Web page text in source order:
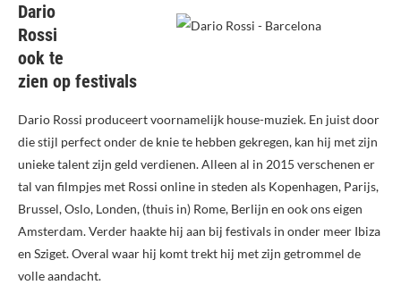
Dario
Rossi
ook te
zien op festivals
Dario Rossi produceert voornamelijk house-muziek. En juist door
die stijl perfect onder de knie te hebben gekregen, kan hij met zijn
unieke talent zijn geld verdienen. Alleen al in 2015 verschenen er
tal van filmpjes met Rossi online in steden als Kopenhagen, Parijs,
Brussel, Oslo, Londen, (thuis in) Rome, Berlijn en ook ons eigen
Amsterdam. Verder haakte hij aan bij festivals in onder meer Ibiza
en Sziget. Overal waar hij komt trekt hij met zijn getrommel de
volle aandacht.